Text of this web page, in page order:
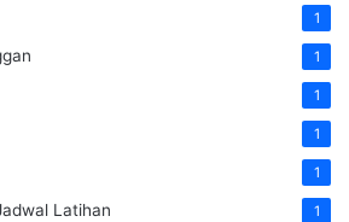
1
1
1
1
1
Latihan 1